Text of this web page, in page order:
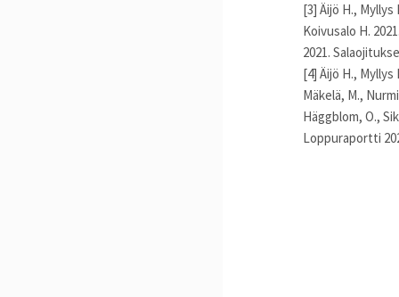
[3] Äijö H., Myllys
Koivusalo H.
2021.
[4] Äijö H., Myllys
Mäkelä, M.,
Häggblom, O.,
Loppuraportti